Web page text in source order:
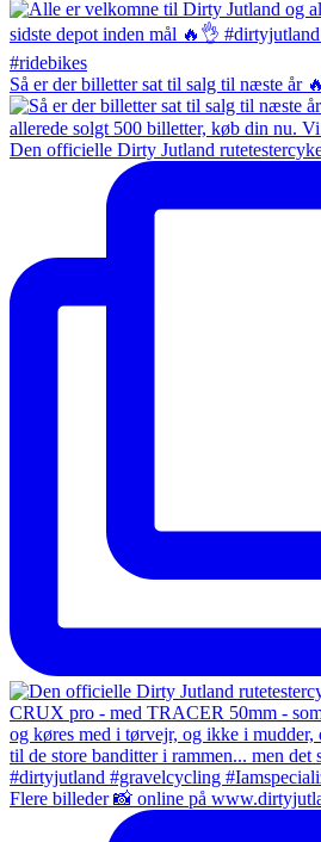
Så er der billetter sat til salg til næste år
Den officielle Dirty Jutland
Flere billeder 📸 online på